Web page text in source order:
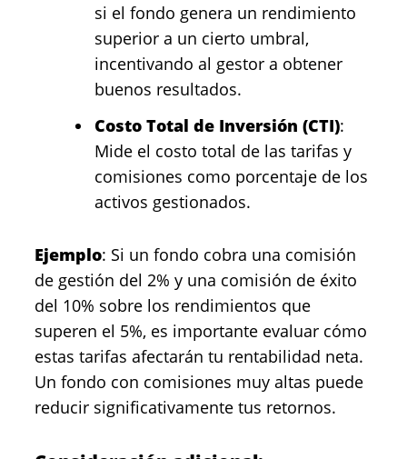
si el fondo genera un rendimiento
superior a un cierto umbral,
incentivando al gestor a obtener
buenos resultados.
Costo Total de Inversión (CTI):
Mide el costo total de las tarifas y
comisiones como porcentaje de los
activos gestionados.
Ejemplo: Si un fondo cobra una comisión
de gestión del 2% y una comisión de éxito
del 10% sobre los rendimientos que
superen el 5%, es importante evaluar cómo
estas tarifas afectarán tu rentabilidad neta.
Un fondo con comisiones muy altas puede
reducir significativamente tus retornos.